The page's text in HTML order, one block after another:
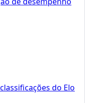
do Elo